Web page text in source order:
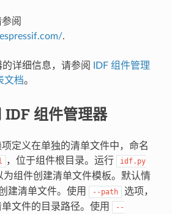
阅
.
详细信息，请参阅
IDF 组件管理
文档。
IDF 组件管理器
定义在单独的清单文件中，命名
，位于组件根目录。运行
idf.py
为组件创建清单文件模板。默认情
建清单文件。使用
--path
选项，
文件的目录路径。使用
--